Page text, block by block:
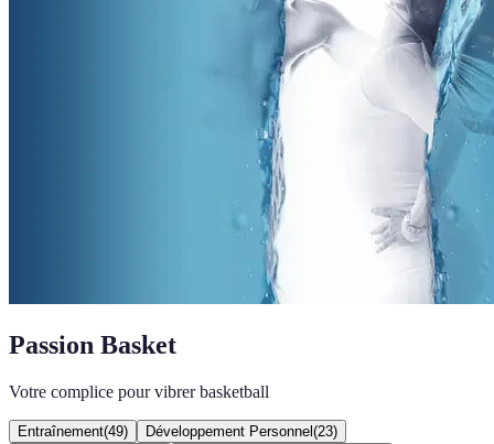
Passion Basket
Votre complice pour vibrer basketball
Entraînement(49) Développement Personnel (23)